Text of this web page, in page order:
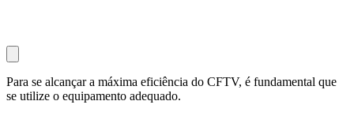
Para se alcançar a máxima eficiência do CFTV, é fundamental que
se utilize o equipamento adequado.